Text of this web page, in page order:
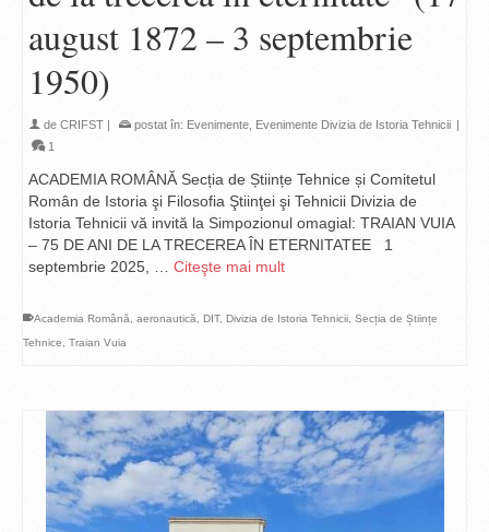
august 1872 – 3 septembrie
1950)
de CRIFST | postat în: Evenimente Evenimente Divizia de Istoria Tehnicii |
1
ACADEMIA ROMÂNĂ Secția de Științe Tehnice și Comitetul
Român de Istoria şi Filosofia Ştiinţei şi Tehnicii Divizia de
Istoria Tehnicii vă invită la Simpozionul omagial: TRAIAN VUIA
– 75 DE ANI DE LA TRECEREA ÎN ETERNITATEE 1
septembrie 2025, … Citeşte mai mult
Academia Română aeronautică DIT, Divizia de Istoria Tehnicii Secția de Științe
Tehnice
Traian Vuia